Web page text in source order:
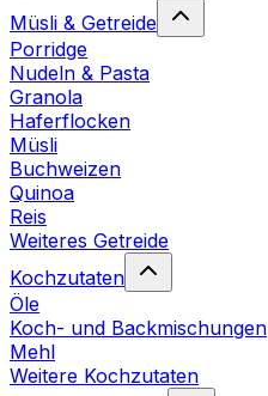
Müsli & Getreide
Porridge
Nudeln & Pasta
Granola
Haferflocken
Müsli
Buchweizen
Quinoa
Reis
Weiteres Getreide
Kochzutaten
Öle
Koch- und Backmischungen
Mehl
Weitere Kochzutaten